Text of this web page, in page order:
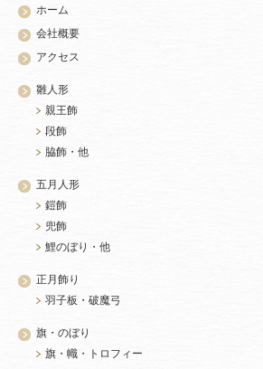
ホーム
会社概要
アクセス
雛人形
親王飾
段飾
脇飾・他
五月人形
鎧飾
兜飾
鯉のぼり・他
正月飾り
羽子板・破魔弓
旗・のぼり
旗・幟・トロフィー